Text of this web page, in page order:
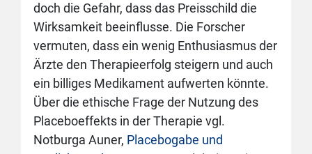
doch die Gefahr, dass das Preisschild die
Wirksamkeit beeinflusse. Die Forscher
vermuten, dass ein wenig Enthusiasmus der
Ärzte den Therapieerfolg steigern und auch
ein billiges Medikament aufwerten könnte.
Über die ethische Frage der Nutzung des
Placeboeffekts in der Therapie vgl.
Notburga Auner, Placebogabe und